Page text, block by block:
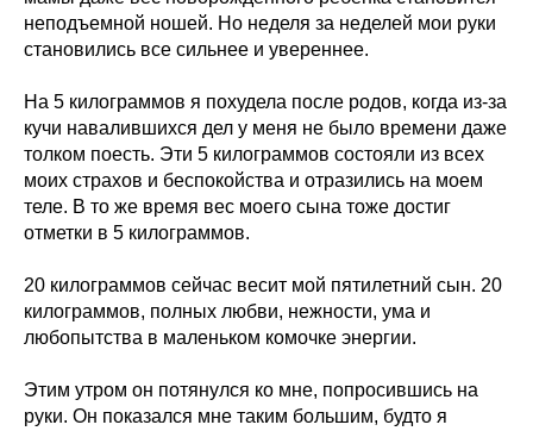
неподъемной ношей. Но неделя за неделей мои руки
становились все сильнее и увереннее.
На 5 килограммов я похудела после родов, когда из-за
кучи навалившихся дел у меня не было времени даже
толком поесть. Эти 5 килограммов состояли из всех
моих страхов и беспокойства и отразились на моем
теле. В то же время вес моего сына тоже достиг
отметки в 5 килограммов.
20 килограммов сейчас весит мой пятилетний сын. 20
килограммов, полных любви, нежности, ума и
любопытства в маленьком комочке энергии.
Этим утром он потянулся ко мне, попросившись на
руки. Он показался мне таким большим, будто я